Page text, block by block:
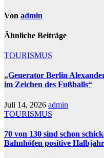
Von admin
Ähnliche Beiträge
TOURISMUS
„Generator Berlin
im Zeichen des Fußballs“
Juli 14, 2026 admin
TOURISMUS
70 von 130 sind schon
Bahnhöfen positive